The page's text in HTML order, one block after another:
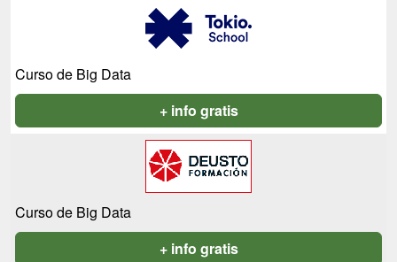
Curso de Big Data
+ info gratis
Curso de Big Data
+ info gratis